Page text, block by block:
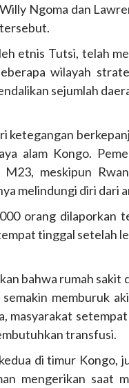
Ngoma dan
etnis Tutsi, telah
wilayah
sejumlah
ketegangan
alam Kongo.
M23, meskipun
melindungi diri dari
orang dilaporkan
tinggal setelah
bahwa rumah
memburuk
masyarakat
transfusi.
di timur Kongo,
mengerikan saat